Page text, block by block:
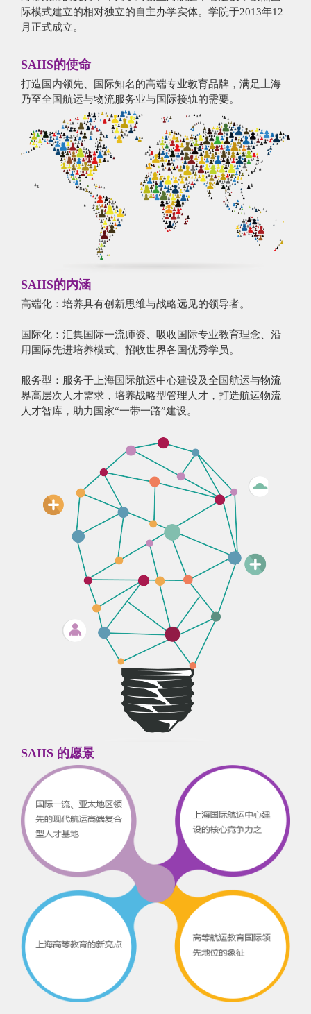
际模式建立的相对独立的自主办学实体。学院于2013年12
月正式成立。
SAIIS的使命
打造国内领先、国际知名的高端专业教育品牌，满足上海
乃至全国航运与物流服务业与国际接轨的需要。
SAIIS的内涵
高端化：培养具有创新思维与战略远见的领导者。
国际化：汇集国际一流师资、吸收国际专业教育理念、沿
用国际先进培养模式、招收世界各国优秀学员。
服务型：服务于上海国际航运中心建设及全国航运与物流
界高层次人才需求，培养战略型管理人才，打造航运物流
人才智库，助力国家“一带一路”建设。
SAIIS 的愿景